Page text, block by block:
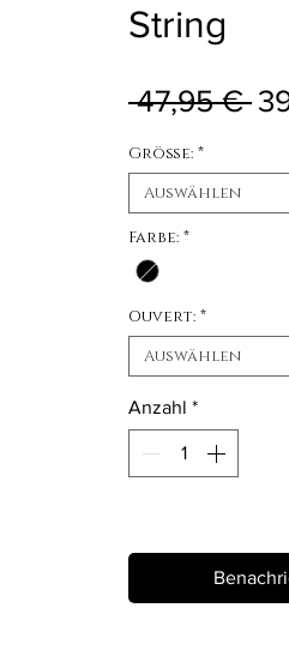
String
47,95 €
Größe: *
Auswählen
Farbe: *
Ouvert: *
Auswählen
Anzahl *